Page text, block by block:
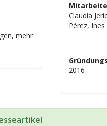
mehr
Claudia
Pérez, Ines
2016